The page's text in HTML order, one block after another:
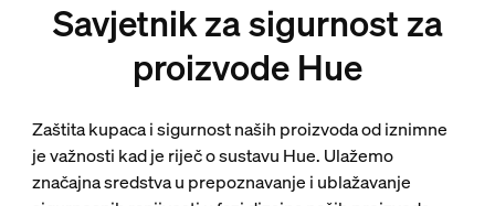
Savjetnik za sigurnost za
proizvode Hue
Zaštita kupaca i sigurnost naših proizvoda od iznimne
je važnosti kad je riječ o sustavu Hue. Ulažemo
značajna sredstva u prepoznavanje i ublažavanje